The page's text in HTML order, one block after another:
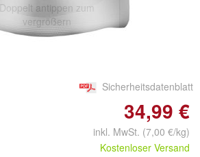
Doppelt antippen zum
vergrößern
Sicherheitsdatenblatt
34,99 €
inkl. MwSt. (7,00 €/kg)
Kostenloser Versand